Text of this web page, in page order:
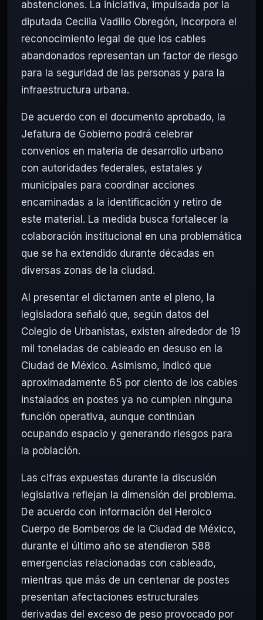
abstenciones. La iniciativa, impulsada por la
diputada Cecilia Vadillo Obregón, incorpora el
reconocimiento legal de que los cables
abandonados representan un factor de riesgo
para la seguridad de las personas y para la
infraestructura urbana.
De acuerdo con el documento aprobado, la
Jefatura de Gobierno podrá celebrar
convenios en materia de desarrollo urbano
con autoridades federales, estatales y
municipales para coordinar acciones
encaminadas a la identificación y retiro de
este material. La medida busca fortalecer la
colaboración institucional en una problemática
que se ha extendido durante décadas en
diversas zonas de la ciudad.
Al presentar el dictamen ante el pleno, la
legisladora señaló que, según datos del
Colegio de Urbanistas, existen alrededor de 19
mil toneladas de cableado en desuso en la
Ciudad de México. Asimismo, indicó que
aproximadamente 65 por ciento de los cables
instalados en postes ya no cumplen ninguna
función operativa, aunque continúan
ocupando espacio y generando riesgos para
la población.
Las cifras expuestas durante la discusión
legislativa reflejan la dimensión del problema.
De acuerdo con información del Heroico
Cuerpo de Bomberos de la Ciudad de México,
durante el último año se atendieron 588
emergencias relacionadas con cableado,
mientras que más de un centenar de postes
presentan afectaciones estructurales
derivadas del exceso de peso provocado por